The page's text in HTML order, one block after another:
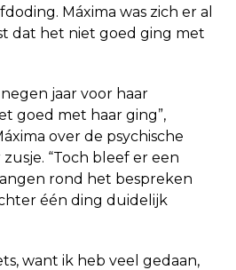
Máxima was zich er al
dat het niet goed ging met
jaar voor haar
goed met haar ging”,
over de psychische
“Toch bleef er een
rond het bespreken
één ding duidelijk
want ik heb veel gedaan,